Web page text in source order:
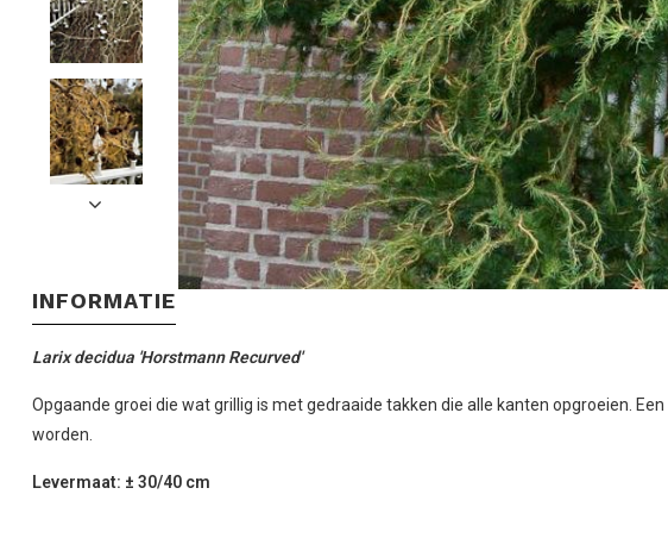
INFORMATIE
Larix decidua 'Horstmann Recurved'
Opgaande groei die wat grillig is met gedraaide takken die alle kanten opgroeien.
worden.
Levermaat: ± 30/40 cm